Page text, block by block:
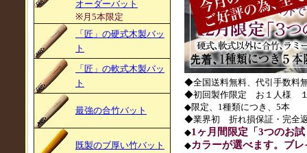
オーダーバット
※月5本限定
「匠」の硬式木製バッ
ト
「匠」の軟式木製バッ
ト
最強の合竹バット
既製のブ厚い竹バット
◆全国送料無料、代引手数料
◆初回製作限定 お１人様
◆限定、1種類につき、5本
◆業界初 折れ損保証・完全
◆1ヶ月間限定「3つのお
◆カラーが選べます。ブ